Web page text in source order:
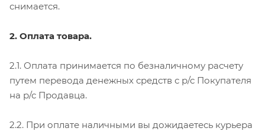
снимается.
2. Оплата товара.
2.1. Оплата принимается по безналичному расчету
путем перевода денежных средств с р/с Покупателя
на р/с Продавца.
2.2. При оплате наличными вы дожидаетесь курьера